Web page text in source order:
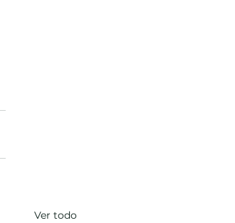
Ver todo